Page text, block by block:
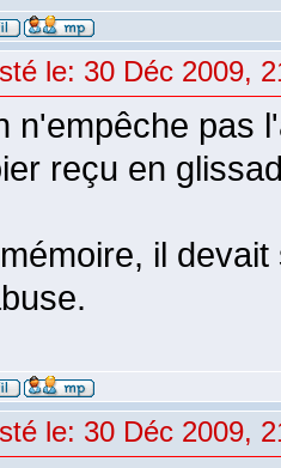
le: 30 Déc 2009,
n'empêche pas
reçu en
il
le: 30 Déc 2009,